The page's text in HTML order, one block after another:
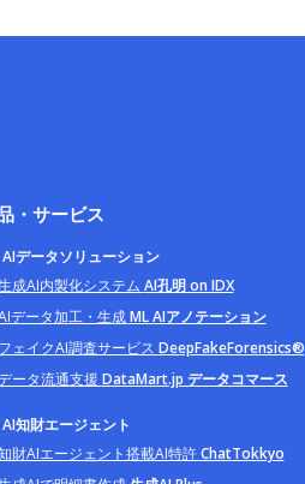
・サービス
AIデータソリューション
成AI内製化システム AI孔明 on IDX
データ加工・生成ML AIアノテーション
フェイクAI調査サービス DeepFakeForensics®
ータ流通支援 DataMart.jp データコマース
AI知財エージェント
財AIエージェント搭載AI特許ChatTokkyo